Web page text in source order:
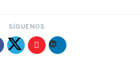
SÍGUENOS